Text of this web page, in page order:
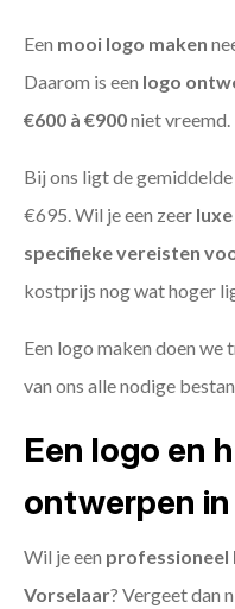
Een mooi logo maken
Daarom is een logo
€600 à €900niet vreemd.
Bij ons ligt de
€695. Wil je een zeer
specifieke vereisten
kostprijs nog wat hoger
Een logo maken doen we
van ons alle nodige
Een logo en
ontwerpen
Wil je een professioneel
Vorselaar? Vergeet dan